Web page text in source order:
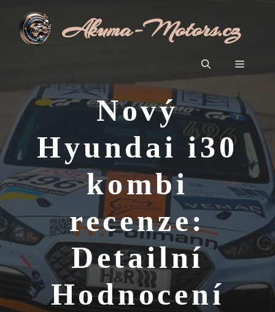
obsah
Akuma-Motors.cz
Menu
Nový
Hyundai i30
kombi
recenze:
Detailní
Hodnocení